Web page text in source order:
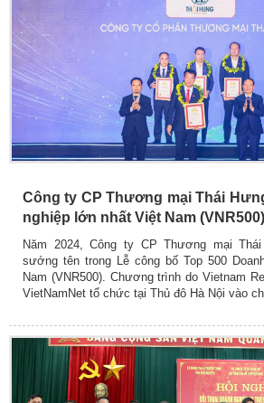
Công ty CP Thương mại Thái
nghiệp lớn nhất Việt Nam
Năm 2024, Công ty CP Thương mại
sướng tên trong Lễ công bố Top 500
Nam (VNR500). Chương trình do Vietnam
VietNamNet tổ chức tại Thủ đô Hà Nội vào